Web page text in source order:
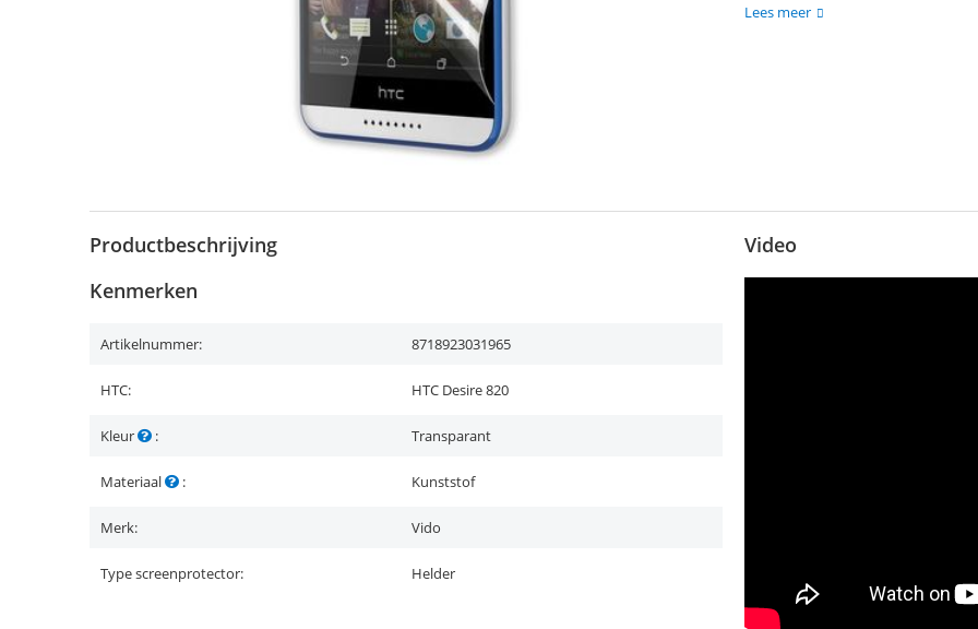
Lees meer
Productbeschrijving
Kenmerken
Artikelnummer: 8718923031965
HTC: HTC Desire 820
Kleur : Transparant
Materiaal : Kunststof
Merk: Vido
Type screenprotector: Helder
Video